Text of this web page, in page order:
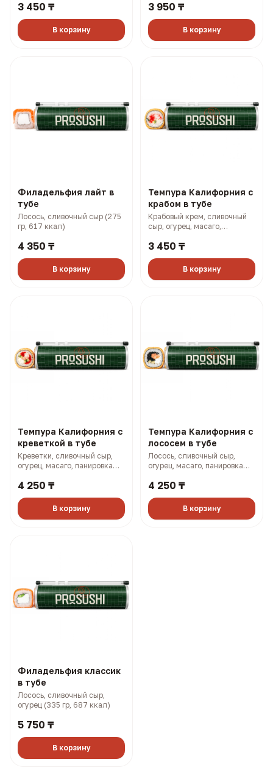
3 450 ₸
В корзину
3 950 ₸
В корзину
Филадельфия лайт в
тубе
Лосось, сливочный сыр (275
гр, 617 ккал)
4 350 ₸
В корзину
Темпура Калифорния с
крабом в тубе
Крабовый крем, сливочный
сыр, огурец, масаго,
3 450 ₸
В корзину
Темпура Калифорния с
креветкой в тубе
Креветки, сливочный сыр,
огурец, масаго, панировка
4 250 ₸
В корзину
Темпура Калифорния с
лососем в тубе
Лосось, сливочный сыр,
огурец, масаго, панировка
4 250 ₸
В корзину
Филадельфия классик
в тубе
Лосось, сливочный сыр,
огурец (335 гр, 687 ккал)
5 750 ₸
В корзину